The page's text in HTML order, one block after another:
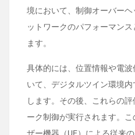
境において、制御オーバー
ットワークのパフォーマン
ます。
具体的には、位置情報や電
いて、デジタルツイン環境
します。その後、これらの
ーク制御が実行されます。